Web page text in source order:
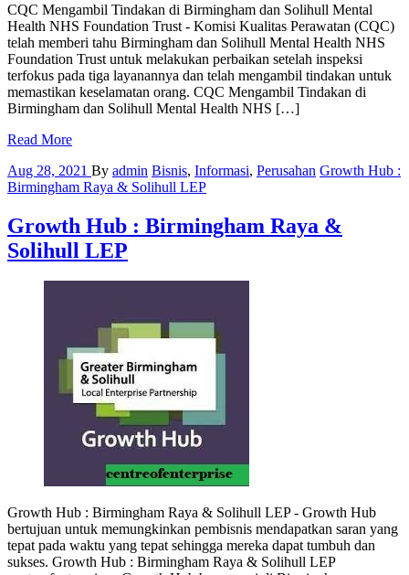
CQC Mengambil Tindakan di Birmingham dan Solihull Mental
Health NHS Foundation Trust - Komisi Kualitas Perawatan (CQC)
telah memberi tahu Birmingham dan Solihull Mental Health NHS
Foundation Trust untuk melakukan perbaikan setelah inspeksi
terfokus pada tiga layanannya dan telah mengambil tindakan untuk
memastikan keselamatan orang. CQC Mengambil Tindakan di
Birmingham dan Solihull Mental Health NHS […]
Read More
Aug 28, 2021 By admin Bisnis, Informasi, Perusahan Growth Hub :
Birmingham Raya & Solihull LEP
Growth Hub : Birmingham Raya &
Solihull LEP
Growth Hub : Birmingham Raya & Solihull LEP - Growth Hub
bertujuan untuk memungkinkan pembisnis mendapatkan saran yang
tepat pada waktu yang tepat sehingga mereka dapat tumbuh dan
sukses. Growth Hub : Birmingham Raya & Solihull LEP